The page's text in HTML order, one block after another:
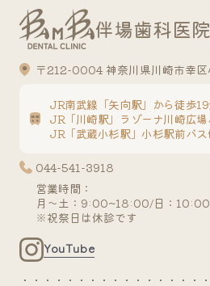
伴場歯科医院
〒212-0004 神奈川県川崎市幸
JR南武線「矢向駅」から徒歩
JR「川崎駅」ラゾーナ川崎広
JR「武蔵小杉駅」小杉駅前バ
044-541-3918
営業時間：
月～土：9:00~18:00/日：
※祝祭日は休診です
YouTube